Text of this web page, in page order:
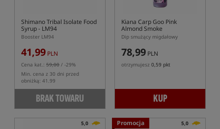
Shimano Tribal Isolate Food
Syrup - LM94
Booster LM94
41,99 PLN
Cena kat.: 59,00 / -29%
Min. cena z 30 dni przed
obniżką: 41.99
BRAK TOWARU
Kiana Carp Goo Pink
Almond Smoke
Dip smużący migdałowy
78,99 PLN
otrzymujesz 0,59 pkt
KUP
5,0 Promocja 5,0